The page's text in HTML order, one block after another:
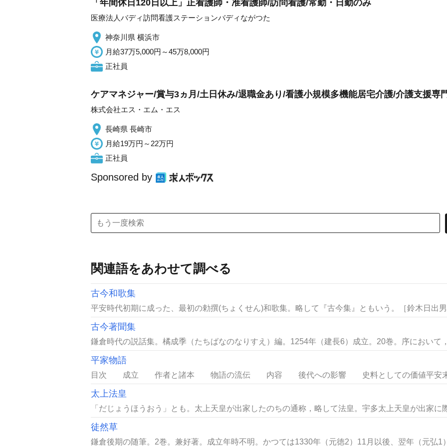
「年間休日120日以上」正看護師・准看護師/訪問看護/常勤・日勤のみ
医療法人バディ訪問看護ステーションバディながつた
神奈川県 横浜市
月給37万5,000円～45万8,000円
正社員
ケアマネジャー/賞与3ヵ月/土日休み/退職金あり/看護小規模多機能居宅介護/介護支援専
株式会社エス・エム・エス
長崎県 長崎市
月給19万円～22万円
正社員
Sponsored by
関連語をあわせて調べる
古今和歌集
平安時代初期に成った、最初の勅撰(ちょくせん)和歌集。略して『古今集』ともいう。［鈴木日出
古今著聞集
鎌倉時代の説話集。橘成季（たちばなのなりすえ）編。1254年（建長6）成立。20巻。序において
平家物語
目次 成立 作者と諸本 物語の流伝 内容 後代への影響 史料としての価値平安末
太上法皇
「だじょうほうおう」とも。太上天皇が出家したのちの通称，略して法皇。宇多太上天皇が出家に
徒然草
鎌倉後期の随筆。2巻。兼好著。成立年時不明。かつては1330年（元徳2）11月以後、翌年（元弘1